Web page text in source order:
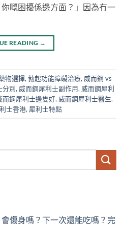
嘅困擾係邊方面？」因為冇一
READING →
物選擇, 勃起功能障礙治療, 威而鋼 vs
分別, 威而鋼犀利士副作用, 威而鋼犀利
而鋼犀利士邊隻好, 威而鋼犀利士醫生,
士香港, 犀利士特點
傷身嗎？下一次還能吃嗎？完